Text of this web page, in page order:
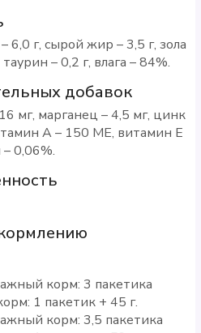
6,0 г, сырой жир – 3,5 г, зола
– 0,2 г, влага – 84%.
добавок
мг, марганец – 4,5 мг, цинк
А – 150 МЕ, витамин Е
0,06%.
корм: 3 пакетика
1 пакетик + 45 г.
корм: 3,5 пакетика